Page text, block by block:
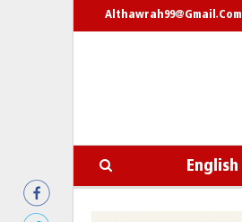
Althawrah99@gmail.com
English